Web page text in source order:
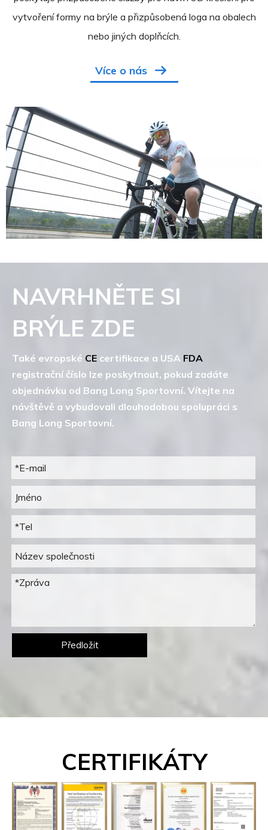
vytvoření formy na brýle a přizpůsobená loga na obalech
nebo jiných doplňcích.
Více o nás
NAVRHNĚTE SI
BRÝLE ZDE
Také evropské CE certifikace a USA FDA
registrační číslo lze poskytnout, pokud zadáte
objednávku od Bang Long Sportovní. Vítejte na
návštěvě a vybudovali dlouhodobou spolupráci s
Bang Long Sportovní.
Předložit
CERTIFIKÁTY